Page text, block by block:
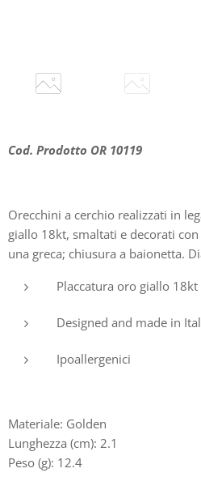
Cod. Prodotto OR 10119
Orecchini a cerchio realizzati in
giallo 18kt, smaltati e decorati
una greca; chiusura a baionetta.
Placcatura oro giallo 18kt
Designed and made in
Ipoallergenici
Materiale: Golden
Lunghezza (cm): 2.1
Peso (g): 12.4